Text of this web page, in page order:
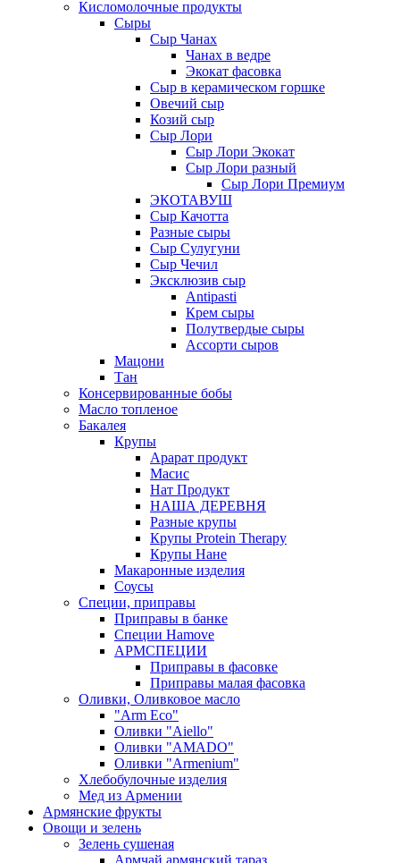
Кисломолочные продукты
Сыры
Сыр Чанах
Чанах в ведре
Экокат фасовка
Сыр в керамическом горшке
Овечий сыр
Козий сыр
Сыр Лори
Сыр Лори Экокат
Сыр Лори разный
Сыр Лори Премиум
ЭКОТАВУШ
Сыр Качотта
Разные сыры
Сыр Сулугуни
Сыр Чечил
Эксклюзив сыр
Antipasti
Крем сыры
Полутвердые сыры
Ассорти сыров
Мацони
Тан
Консервированные бобы
Масло топленое
Бакалея
Крупы
Арарат продукт
Масис
Нат Продукт
НАША ДЕРЕВНЯ
Разные крупы
Крупы Protein Therapy
Крупы Нане
Макаронные изделия
Соусы
Специи, приправы
Приправы в банке
Специи Hamove
АРМСПЕЦИИ
Приправы в фасовке
Приправы малая фасовка
Оливки, Оливковое масло
"Arm Eco"
Оливки "Aiello"
Оливки "AMADO"
Оливки "Armenium"
Хлебобулочные изделия
Мед из Армении
Армянские фрукты
Овощи и зелень
Зелень сушеная
Армчай армянский тараз